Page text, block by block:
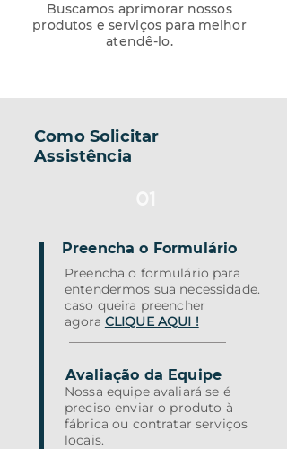
Buscamos aprimorar nossos
produtos e serviços para melhor
atendê-lo.
Como Solicitar
Assistência
Preencha o Formulário
Preencha o formulário para
entendermos sua necessidade.
caso queira preencher
agora CLIQUE AQUI !
Avaliação da Equipe
Nossa equipe avaliará se é
preciso enviar o produto à
fábrica ou contratar serviços
locais.